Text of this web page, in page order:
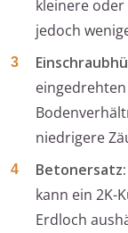
kleinere
jedoch
niedrigere
Betonersatz:
kann ein 2K-
Erdloch